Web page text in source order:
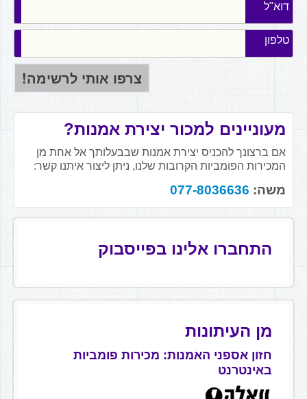
דוא"ל
טלפון
מעוניינים למכור יצירת אמנות?
אם ברצונך להכניס יצירת אמנות שבבעלותך אל אחת מן
המכירות הפומביות הקרובות שלנו, ניתן ליצור איתנו קשר:
משה: 077-8036636
התחברו אלינו בפייסבוק
מן העיתונות
חזון אספני האמנות: מכירות פומביות
באינטרנט